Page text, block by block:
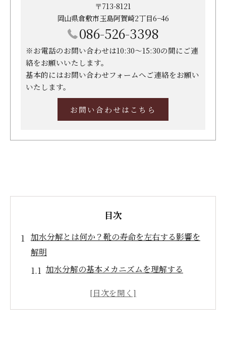
〒713-8121
岡山県倉敷市玉島阿賀崎2丁目6−46
086-526-3398
※お電話のお問い合わせは10:30～15:30の間にご連
絡をお願いいたします。
基本的にはお問い合わせフォームへご連絡をお願い
いたします。
お問い合わせはこちら
目次
加水分解とは何か？靴の寿命を左右する影響を
解明
加水分解の基本メカニズムを理解する